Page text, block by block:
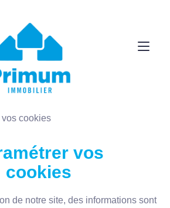
vos cookies
vos
cookies
de notre site, des informations sont